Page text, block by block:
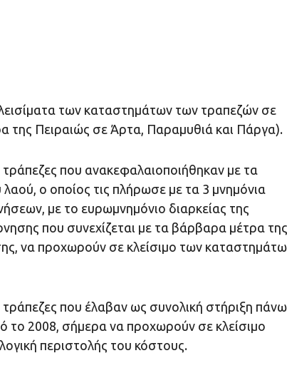
των καταστημάτων των τραπεζών σε
της Πειραιώς σε Άρτα, Παραμυθιά και Πάργα).
τράπεζες που ανακεφαλαιοποιήθηκαν με τα
λαού, ο οποίος τις πλήρωσε με τα 3 μνημόνια
με το ευρωμνημόνιο διαρκείας της
που συνεχίζεται με τα βάρβαρα μέτρα της
να προχωρούν σε κλείσιμο των
τράπεζες που έλαβαν ως συνολική στήριξη πάνω
το 2008, σήμερα να προχωρούν σε κλείσιμο
περιστολής του κόστους.